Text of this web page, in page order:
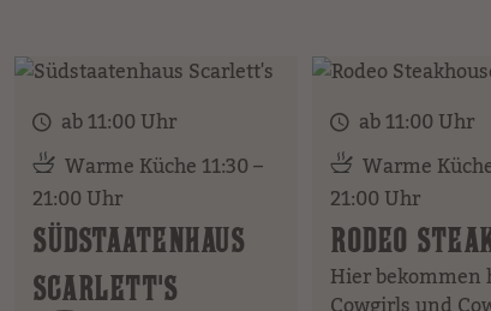
ab 11:00 Uhr
Warme Küche 11:30 –
21:00 Uhr
SÜDSTAATENHAUS
SCARLETT'S
ab 11:00 Uhr
Warme
21:00 Uhr
RODEO
Hier bekommen